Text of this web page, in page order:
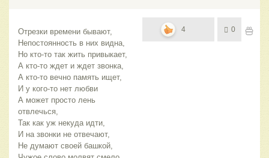
Отрезки времени бывают,
Непостоянность в них видна,
Но кто-то так жить привыкает,
А кто-то ждет и ждет звонка,
А кто-то вечно память ищет,
И у кого-то нет любви
А может просто лень
отвлечься,
Так как уж некуда идти,
И на звонки не отвечают,
Не думают своей башкой,
4 0